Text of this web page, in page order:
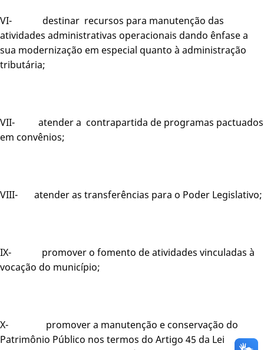
VI- destinar recursos para manutenção das
atividades administrativas operacionais dando ênfase a
sua modernização em especial quanto à administração
tributária;
VII- atender a contrapartida de programas pactuados
em convênios;
VIII- atender as transferências para o Poder Legislativo;
IX- promover o fomento de atividades vinculadas à
vocação do município;
X- promover a manutenção e conservação do
Patrimônio Público nos termos do Artigo 45 da Lei